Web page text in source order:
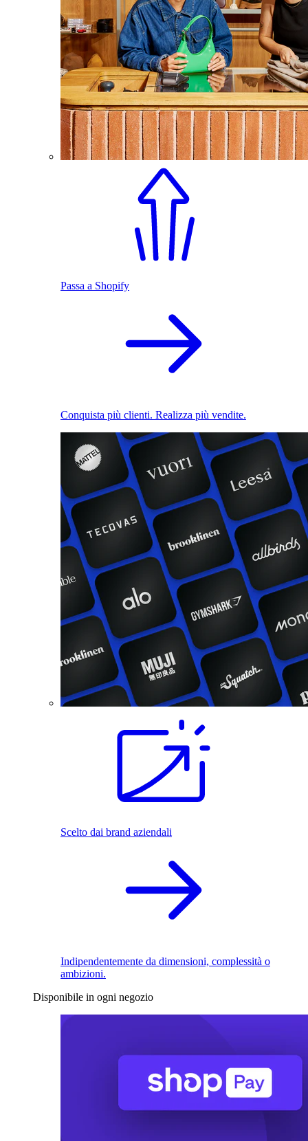
Passa a Shopify
Conquista più clienti. Realizza più vendite.
Scelto dai brand aziendali
Indipendentemente da dimensioni, complessità o
ambizioni.
Disponibile in ogni negozio